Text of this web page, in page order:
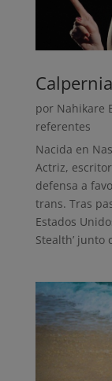
por Nahikare
referentes
Nacida en
Actriz,
defensa a
trans. Tras
Estados
Stealth’ junto